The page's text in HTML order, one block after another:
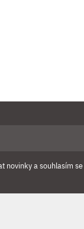
novinky a souhlasím se